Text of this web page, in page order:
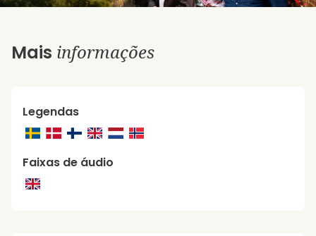
Mais informações
Legendas
Faixas de áudio